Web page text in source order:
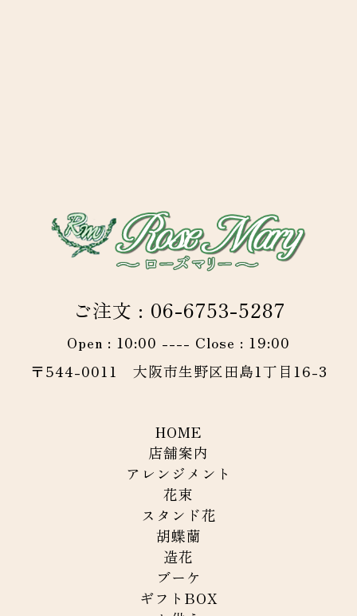
ご注文 : 06-6753-5287
Open : 10:00 ---- Close : 19:00
〒544-0011 大阪市生野区田島1丁目16-3
HOME
店舗案内
アレンジメント
花束
スタンド花
胡蝶蘭
造花
ブーケ
ギフトBOX